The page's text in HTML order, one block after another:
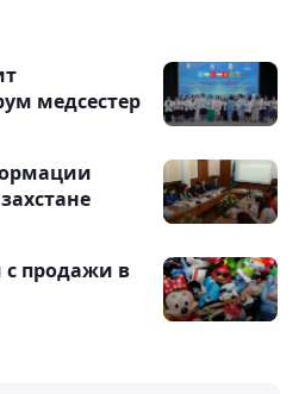
медсестер
с продажи в